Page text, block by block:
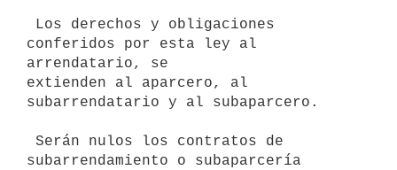
conferidos por esta ley al
arrendatario, se
extienden al aparcero, al
subarrendatario y al subaparcero.
subarrendamiento o subaparcería